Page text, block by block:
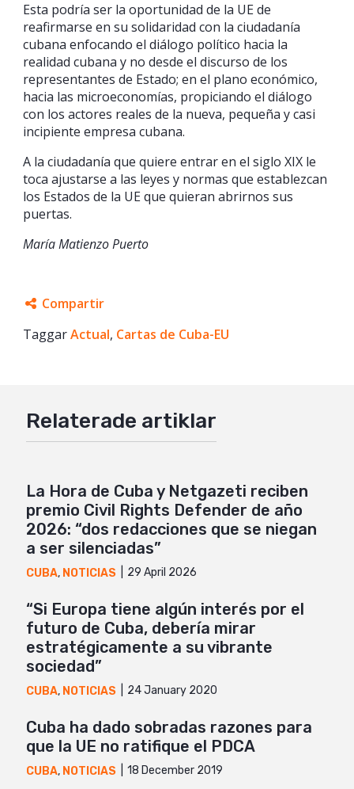
Esta podría ser la oportunidad de la UE de
reafirmarse en su solidaridad con la ciudadanía
cubana enfocando el diálogo político hacia la
realidad cubana y no desde el discurso de los
representantes de Estado; en el plano económico,
hacia las microeconomías, propiciando el diálogo
con los actores reales de la nueva, pequeña y casi
incipiente empresa cubana.
A la ciudadanía que quiere entrar en el siglo XIX le
toca ajustarse a las leyes y normas que establezcan
los Estados de la UE que quieran abrirnos sus
puertas.
María Matienzo Puerto
Compartir
Facebook
Mail
TaggarActual, Cartas de Cuba-EU
Relaterade artiklar
La Hora de Cuba y Netgazeti reciben
premio Civil Rights Defender de año
2026: “dos redacciones que se niegan
a ser silenciadas”
CUBA, NOTICIAS 29 April 2026
“Si Europa tiene algún interés por el
futuro de Cuba, debería mirar
estratégicamente a su vibrante
sociedad”
CUBA, NOTICIAS 24 January 2020
Cuba ha dado sobradas razones para
que la UE no ratifique el PDCA
CUBA, NOTICIAS 18 December 2019